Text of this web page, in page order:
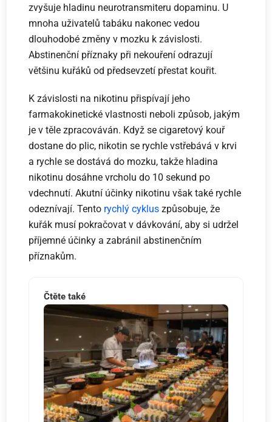
zvyšuje hladinu neurotransmiteru dopaminu. U
mnoha uživatelů tabáku nakonec vedou
dlouhodobé změny v mozku k závislosti.
Abstinenční příznaky při nekouření odrazují
většinu kuřáků od předsevzetí přestat kouřit.
K závislosti na nikotinu přispívají jeho
farmakokinetické vlastnosti neboli způsob, jakým
je v těle zpracováván. Když se cigaretový kouř
dostane do plic, nikotin se rychle vstřebává v krvi
a rychle se dostává do mozku, takže hladina
nikotinu dosáhne vrcholu do 10 sekund po
vdechnutí. Akutní účinky nikotinu však také rychle
odeznívají. Tento rychlý cyklus způsobuje, že
kuřák musí pokračovat v dávkování, aby si udržel
příjemné účinky a zabránil abstinenčním
příznakům.
Čtěte také